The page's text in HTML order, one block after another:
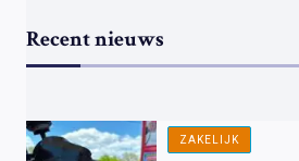
Recent nieuws
ZAKELIJK